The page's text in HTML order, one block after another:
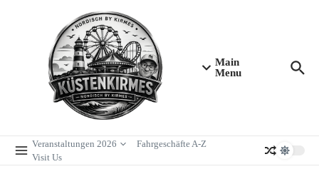
Main
Menu
Veranstaltungen 2026
Fahrgeschäfte A-Z
Visit Us